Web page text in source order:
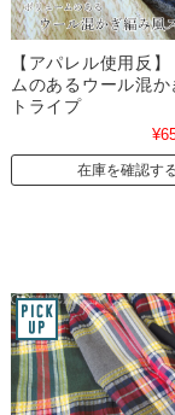
【アパレル使用反
ムのあるウール混か
トライプ
在庫を確認す